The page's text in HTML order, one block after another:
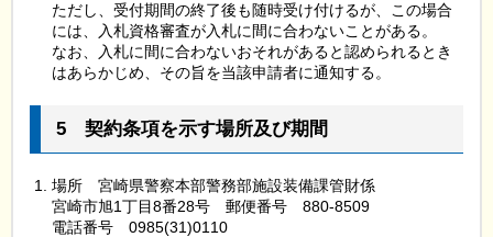
ただし、受付期間の終了後も随時受け付けるが、この場合
には、入札資格審査が入札に間に合わないことがある。
なお、入札に間に合わないおそれがあると認められるとき
はあらかじめ、その旨を当該申請者に通知する。
5 契約条項を示す場所及び期間
場所 宮崎県警察本部警務部施設装備課管財係
宮崎市旭1丁目8番28号
郵便番号 880-8509
電話番号
0985(31)0110